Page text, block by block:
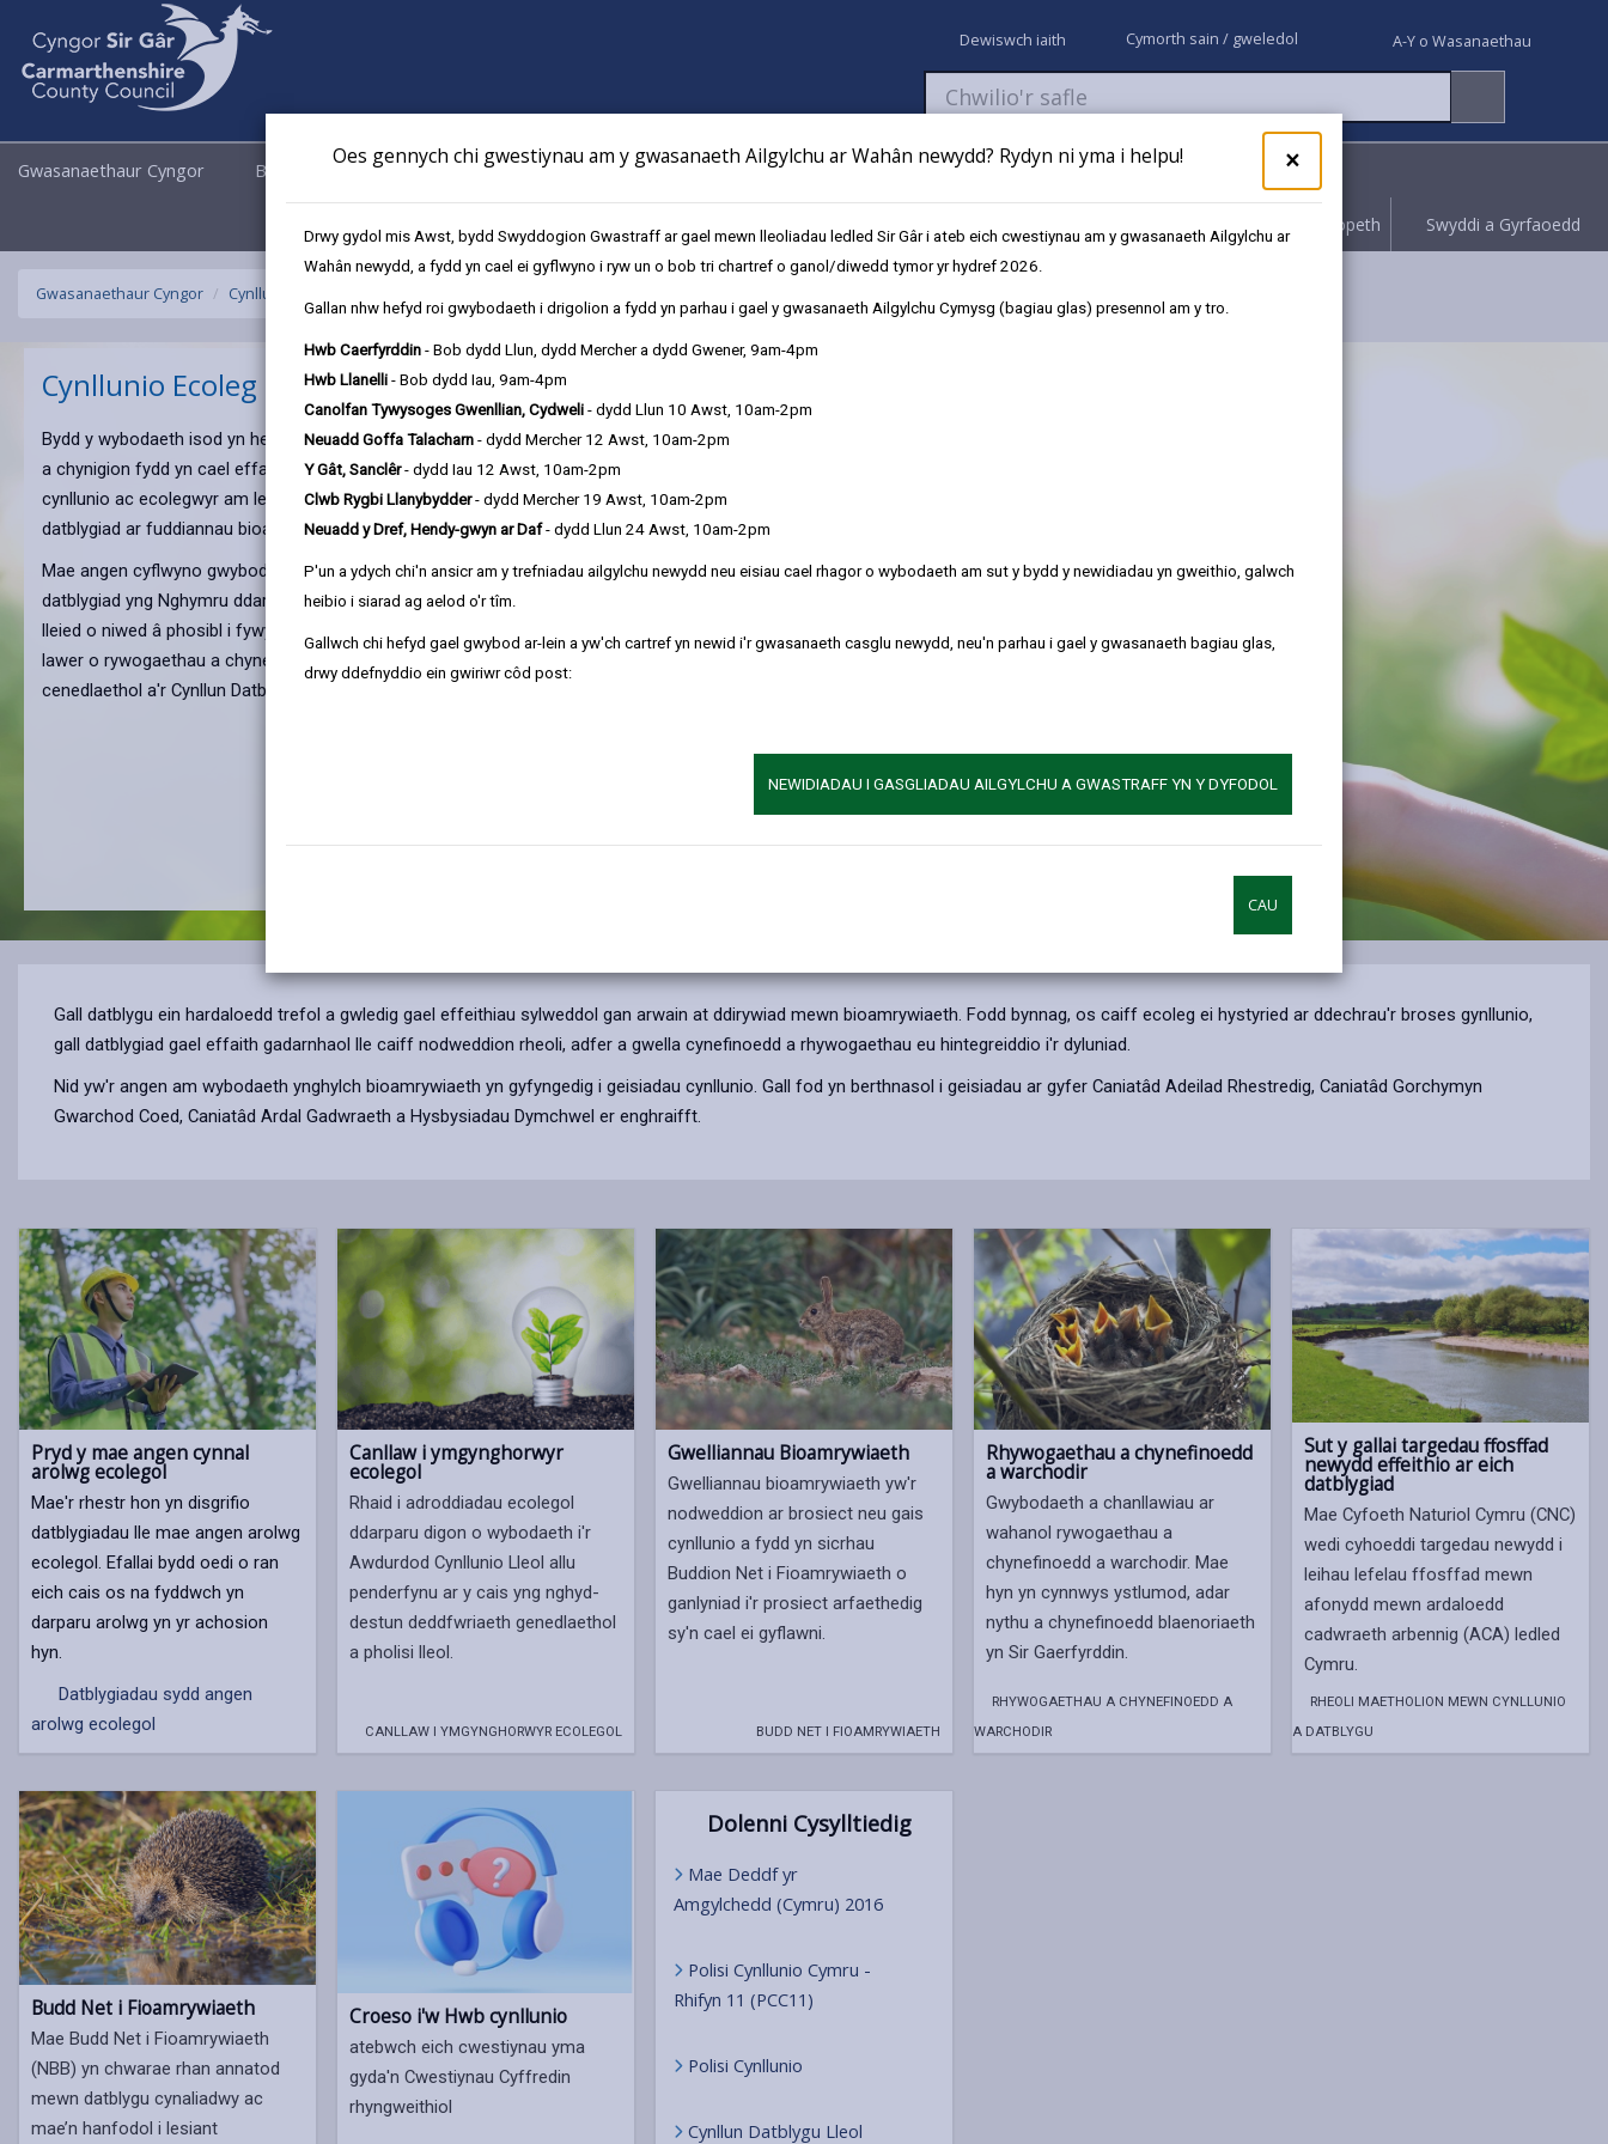
×
Oes gennych chi gwestiynau am y gwasanaeth Ailgylchu ar Wahân newydd? Rydyn ni yma i helpu!
Drwy gydol mis Awst, bydd Swyddogion Gwastraff ar gael mewn lleoliadau ledled Sir Gâr i ateb eich cwestiynau am y gwasanaeth Ailgylchu ar
Wahân newydd, a fydd yn cael ei gyflwyno i ryw un o bob tri chartref o ganol/diwedd tymor yr hydref 2026.
Gallan nhw hefyd roi gwybodaeth i drigolion a fydd yn parhau i gael y gwasanaeth Ailgylchu Cymysg (bagiau glas) presennol am y tro.
Hwb Caerfyrddin - Bob dydd Llun, dydd Mercher a dydd Gwener, 9am-4pm
Hwb Llanelli - Bob dydd Iau, 9am-4pm
Canolfan Tywysoges Gwenllian, Cydweli - dydd Llun 10 Awst, 10am-2pm
Neuadd Goffa Talacharn - dydd Mercher 12 Awst, 10am-2pm
Y Gât, Sanclêr- dydd Iau 12 Awst, 10am-2pm
Clwb Rygbi Llanybydder- dydd Mercher 19 Awst, 10am-2pm
Neuadd y Dref, Hendy-gwyn ar Daf- dydd Llun 24 Awst, 10am-2pm
P'un a ydych chi'n ansicr am y trefniadau ailgylchu newydd neu eisiau cael rhagor o wybodaeth am sut y bydd y newidiadau yn gweithio, galwch
heibio i siarad ag aelod o'r tîm.
Gallwch chi hefyd gael gwybod ar-lein a yw'ch cartref yn newid i'r gwasanaeth casglu newydd, neu'n parhau i gael y gwasanaeth bagiau glas,
drwy ddefnyddio ein gwiriwr côd post:
NEWIDIADAU I GASGLIADAU AILGYLCHU A GWASTRAFF YN Y DYFODOL
CAU
Dewiswch iaith Cymorth sain / gweledol A-Y o Wasanaethau
Gwasanaethaur Cyngor Busnes Cyngor a Democratiaeth Newyddion
Fy Nghyfrifon Talu Cyflwyno cais Rhoi gwybod Hawliwch bopeth Swyddi a Gyrfaoedd
Gwasanaethaur Cyngor Cynllunio
Cynllunio Ecoleg
Bydd y wybodaeth isod yn helpu ymgeiswyr a datblygwyr i glustnodi'r potensial ar gyfer prosiectau
a chynigion fydd yn cael effaith ar fioamrywiaeth. Yn ogystal bydd yn rhoi gwybod i swyddogion
cynllunio ac ecolegwyr am lefel y wybodaeth sydd ei hangen i asesu'n ddigonol effeithiau
datblygiad ar fuddiannau bioamrywiaeth.
Mae angen cyflwyno gwybodaeth ecolegol ar gyfer llawer o geisiadau cynllunio. Rhaid i bob
datblygiad yng Nghymru ddarparu Budd Net i Fioamrywiaeth (NBB) a rhaid iddo sicrhau bod cyn
lleied o niwed â phosibl i fywyd gwyllt a'r amgylchedd naturiol. Mae Sir Gaerfyrddin yn gartref i
lawer o rywogaethau a chynefinoedd sy'n cael eu gwarchod gan ddeddfwriaeth, polisi
cenedlaethol a'r Cynllun Datblygu Lleol.
Gall datblygu ein hardaloedd trefol a gwledig gael effeithiau sylweddol gan arwain at ddirywiad mewn bioamrywiaeth. Fodd bynnag, os caiff ecoleg ei hystyried ar ddechrau'r broses gynllunio,
gall datblygiad gael effaith gadarnhaol lle caiff nodweddion rheoli, adfer a gwella cynefinoedd a rhywogaethau eu hintegreiddio i'r dyluniad.
Nid yw'r angen am wybodaeth ynghylch bioamrywiaeth yn gyfyngedig i geisiadau cynllunio. Gall fod yn berthnasol i geisiadau ar gyfer Caniatâd Adeilad Rhestredig, Caniatâd Gorchymyn
Gwarchod Coed, Caniatâd Ardal Gadwraeth a Hysbysiadau Dymchwel er enghraifft.
Pryd y mae angen cynnal
arolwg ecolegol
Mae'r rhestr hon yn disgrifio
datblygiadau lle mae angen arolwg
ecolegol. Efallai bydd oedi o ran
eich cais os na fyddwch yn
darparu arolwg yn yr achosion
hyn.
Datblygiadau sydd angen
arolwg ecolegol
Canllaw i ymgynghorwyr
ecolegol
Rhaid i adroddiadau ecolegol
ddarparu digon o wybodaeth i'r
Awdurdod Cynllunio Lleol allu
penderfynu ar y cais yng nghyd-
destun deddfwriaeth genedlaethol
a pholisi lleol.
CANLLAW I YMGYNGHORWYR ECOLEGOL
Gwelliannau Bioamrywiaeth
Gwelliannau bioamrywiaeth yw'r
nodweddion ar brosiect neu gais
cynllunio a fydd yn sicrhau
Buddion Net i Fioamrywiaeth o
ganlyniad i'r prosiect arfaethedig
sy'n cael ei gyflawni.
BUDD NET I FIOAMRYWIAETH
Rhywogaethau a chynefinoedd
a warchodir
Gwybodaeth a chanllawiau ar
wahanol rywogaethau a
chynefinoedd a warchodir. Mae
hyn yn cynnwys ystlumod, adar
nythu a chynefinoedd blaenoriaeth
yn Sir Gaerfyrddin.
RHYWOGAETHAU A CHYNEFINOEDD A
WARCHODIR
Sut y gallai targedau ffosffad
newydd effeithio ar eich
datblygiad
Mae Cyfoeth Naturiol Cymru (CNC)
wedi cyhoeddi targedau newydd i
leihau lefelau ffosffad mewn
afonydd mewn ardaloedd
cadwraeth arbennig (ACA) ledled
Cymru.
RHEOLI MAETHOLION MEWN CYNLLUNIO
A DATBLYGU
Budd Net i Fioamrywiaeth
Mae Budd Net i Fioamrywiaeth
(NBB) yn chwarae rhan annatod
mewn datblygu cynaliadwy ac
mae’n hanfodol i lesiant
Croeso i'w Hwb cynllunio
atebwch eich cwestiynau yma
gyda'n Cwestiynau Cyffredin
rhyngweithiol
Dolenni Cysylltiedig
Mae Deddf yr
Amgylchedd (Cymru) 2016
Polisi Cynllunio Cymru -
Rhifyn 11 (PCC11)
Polisi Cynllunio
Cynllun Datblygu Lleol